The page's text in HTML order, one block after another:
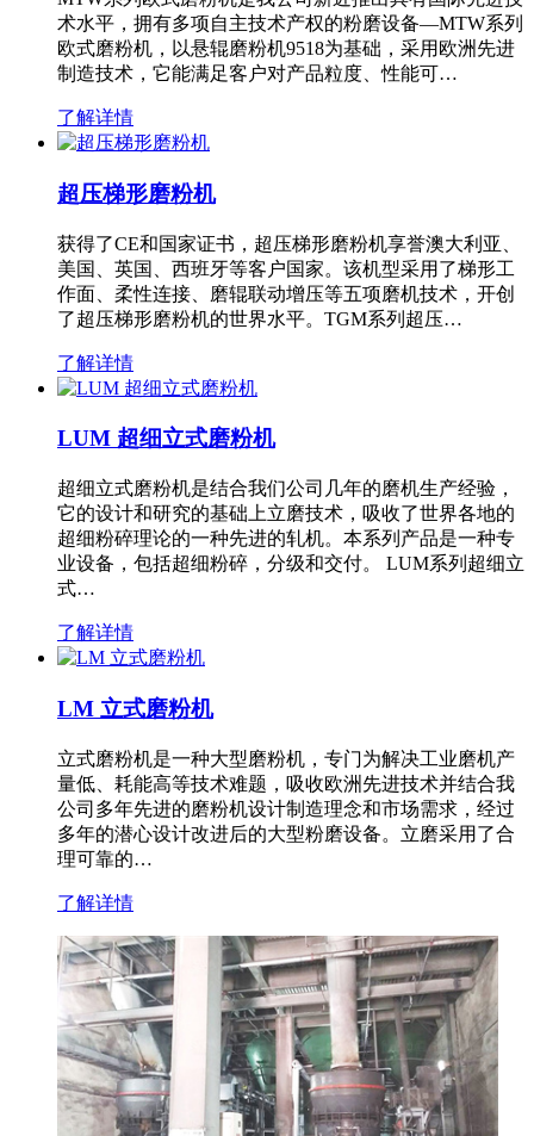
术水平，拥有多项自主技术产权的粉磨设备—MTW系列
欧式磨粉机，以悬辊磨粉机9518为基础，采用欧洲先进
制造技术，它能满足客户对产品粒度、性能可…
了解详情
超压梯形磨粉机
获得了CE和国家证书，超压梯形磨粉机享誉澳大利亚、
美国、英国、西班牙等客户国家。该机型采用了梯形工
作面、柔性连接、磨辊联动增压等五项磨机技术，开创
了超压梯形磨粉机的世界水平。TGM系列超压…
了解详情
LUM 超细立式磨粉机
超细立式磨粉机是结合我们公司几年的磨机生产经验，
它的设计和研究的基础上立磨技术，吸收了世界各地的
超细粉碎理论的一种先进的轧机。本系列产品是一种专
业设备，包括超细粉碎，分级和交付。 LUM系列超细立
式…
了解详情
LM 立式磨粉机
立式磨粉机是一种大型磨粉机，专门为解决工业磨机产
量低、耗能高等技术难题，吸收欧洲先进技术并结合我
公司多年先进的磨粉机设计制造理念和市场需求，经过
多年的潜心设计改进后的大型粉磨设备。立磨采用了合
理可靠的…
了解详情